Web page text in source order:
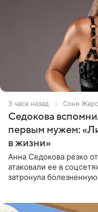
3 часа назад Соня
Седокова
первым мужем:
в жизни»
Анна Седокова резко
атаковали ее в
затронула